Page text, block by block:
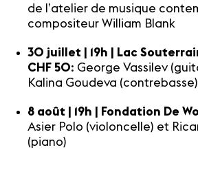
de l’atelier de musique
compositeur William Blank
30 juillet | 19h | Lac
CHF 50: George Vassilev
Kalina Goudeva (contrebasse)
8 août | 19h | Fondation De
Asier Polo (violoncelle) et
(piano)